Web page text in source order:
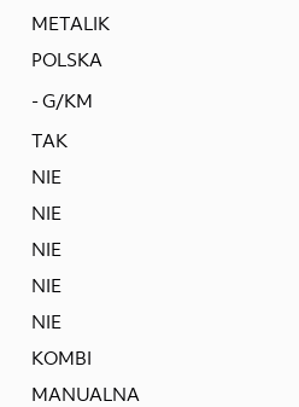
METALIK
POLSKA
- G/KM
TAK
NIE
NIE
NIE
NIE
NIE
KOMBI
MANUALNA